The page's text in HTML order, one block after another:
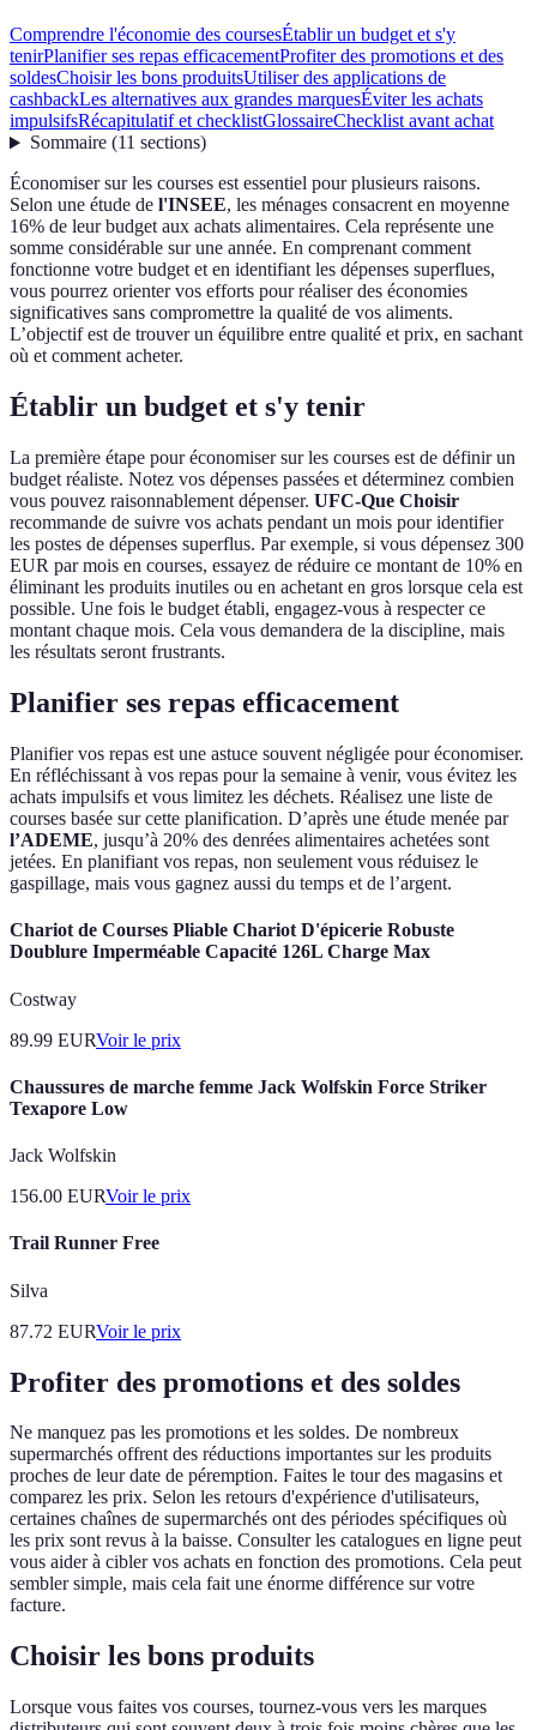
Comprendre l'économie des coursesÉtablir un budget et s'y
tenirPlanifier ses repas efficacementProfiter des promotions et des
soldesChoisir les bons produitsUtiliser des applications de
cashbackLes alternatives aux grandes marquesÉviter les achats
impulsifsRécapitulatif et checklistGlossaireChecklist avant achat
Sommaire(11 sections)
Économiser sur les courses est essentiel pour plusieurs raisons.
Selon une étude de l'INSEE, les ménages consacrent en moyenne
16% de leur budget aux achats alimentaires. Cela représente une
somme considérable sur une année. En comprenant comment
fonctionne votre budget et en identifiant les dépenses superflues,
vous pourrez orienter vos efforts pour réaliser des économies
significatives sans compromettre la qualité de vos aliments.
L’objectif est de trouver un équilibre entre qualité et prix, en sachant
où et comment acheter.
Établir un budget et s'y tenir
La première étape pour économiser sur les courses est de définir un
budget réaliste. Notez vos dépenses passées et déterminez combien
vous pouvez raisonnablement dépenser. UFC-Que Choisir
recommande de suivre vos achats pendant un mois pour identifier
les postes de dépenses superflus. Par exemple, si vous dépensez 300
EUR par mois en courses, essayez de réduire ce montant de 10% en
éliminant les produits inutiles ou en achetant en gros lorsque cela est
possible. Une fois le budget établi, engagez-vous à respecter ce
montant chaque mois. Cela vous demandera de la discipline, mais
les résultats seront frustrants.
Planifier ses repas efficacement
Planifier vos repas est une astuce souvent négligée pour économiser.
En réfléchissant à vos repas pour la semaine à venir, vous évitez les
achats impulsifs et vous limitez les déchets. Réalisez une liste de
courses basée sur cette planification. D’après une étude menée par
l’ADEME, jusqu’à 20% des denrées alimentaires achetées sont
jetées. En planifiant vos repas, non seulement vous réduisez le
gaspillage, mais vous gagnez aussi du temps et de l’argent.
Chariot de Courses Pliable Chariot D'épicerie Robuste
Doublure Imperméable Capacité 126L Charge Max
Costway
89.99 EURVoir le prix
Chaussures de marche femme Jack Wolfskin Force Striker
Texapore Low
Jack Wolfskin
156.00 EURVoir le prix
Trail Runner Free
Silva
87.72 EURVoir le prix
Profiter des promotions et des soldes
Ne manquez pas les promotions et les soldes. De nombreux
supermarchés offrent des réductions importantes sur les produits
proches de leur date de péremption. Faites le tour des magasins et
comparez les prix. Selon les retours d'expérience d'utilisateurs,
certaines chaînes de supermarchés ont des périodes spécifiques où
les prix sont revus à la baisse. Consulter les catalogues en ligne peut
vous aider à cibler vos achats en fonction des promotions. Cela peut
sembler simple, mais cela fait une énorme différence sur votre
facture.
Choisir les bons produits
Lorsque vous faites vos courses, tournez-vous vers les marques